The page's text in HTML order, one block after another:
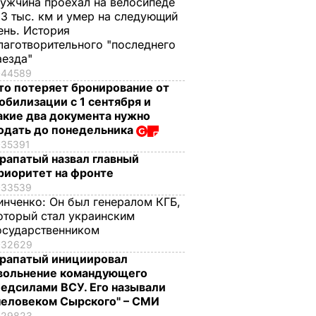
тыс. км и умер на следующий
История
"последнего
44589
потеряет бронирование от
с 1 сентября и
два документа нужно
до понедельника
35391
назвал главный
на фронте
33539
Он был генералом КГБ,
стал украинским
32629
инициировал
командующего
ВСУ. Его называли
Сырского" – СМИ